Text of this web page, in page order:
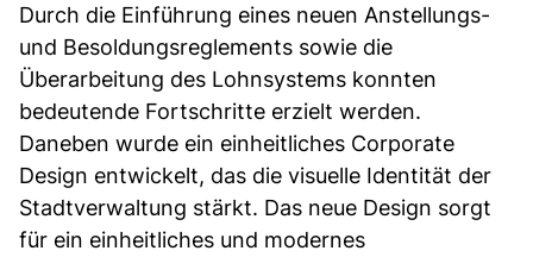
Durch die Einführung eines neuen Anstellungs-
und Besoldungsreglements sowie die
Überarbeitung des Lohnsystems konnten
bedeutende Fortschritte erzielt werden.
Daneben wurde ein einheitliches Corporate
Design entwickelt, das die visuelle Identität der
Stadtverwaltung stärkt. Das neue Design sorgt
für ein einheitliches und modernes